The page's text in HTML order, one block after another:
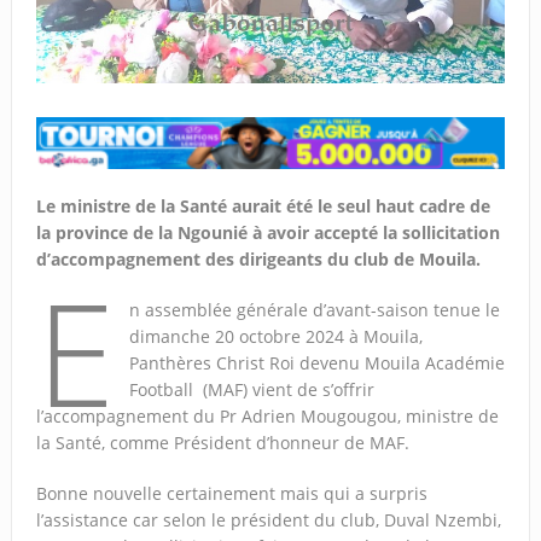
Le ministre de la Santé aurait été le seul haut cadre de
la province de la Ngounié à avoir accepté la sollicitation
d’accompagnement des dirigeants du club de Mouila.
E
n assemblée générale d’avant-saison tenue le
dimanche 20 octobre 2024 à Mouila,
Panthères Christ Roi devenu Mouila Académie
Football (MAF) vient de s’offrir
l’accompagnement du Pr Adrien Mougougou, ministre de
la Santé, comme Président d’honneur de MAF.
Bonne nouvelle certainement mais qui a surpris
l’assistance car selon le président du club, Duval Nzembi,